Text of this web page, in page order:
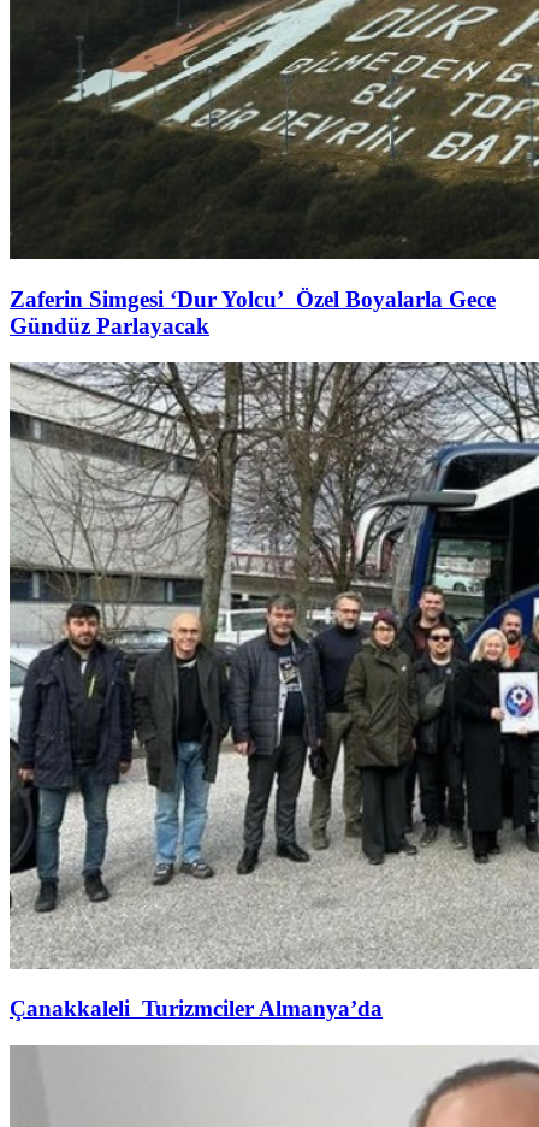
Zaferin Simgesi ‘Dur Yolcu’ Özel Boyalarla Gece
Gündüz Parlayacak
Çanakkaleli Turizmciler Almanya’da